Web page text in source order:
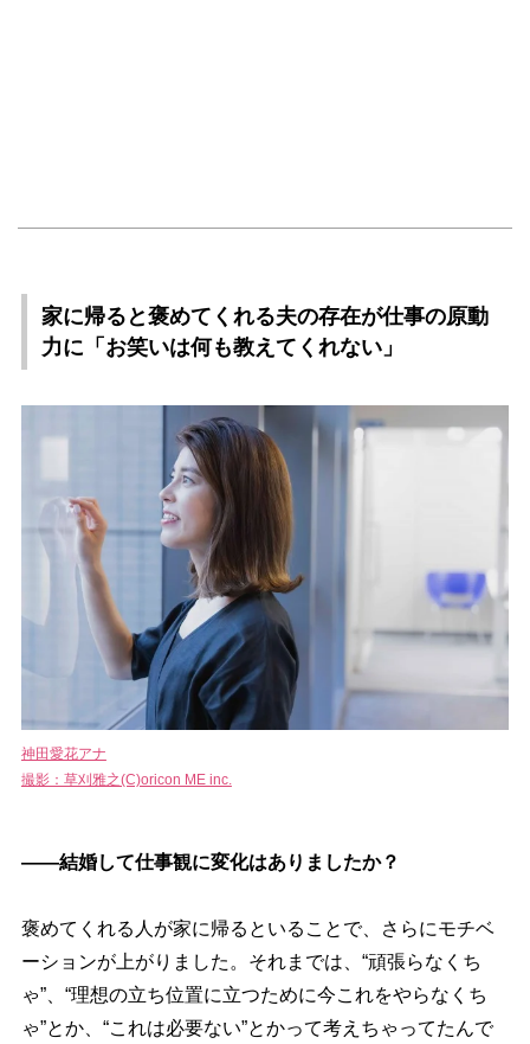
家に帰ると褒めてくれる夫の存在が仕事の原動
力に「お笑いは何も教えてくれない」
神田愛花アナ
撮影：草刈雅之(C)oricon ME inc.
――結婚して仕事観に変化はありましたか？
褒めてくれる人が家に帰るといることで、さらにモチベ
ーションが上がりました。それまでは、“頑張らなくち
ゃ”、“理想の立ち位置に立つために今これをやらなくち
ゃ”とか、“これは必要ない”とかって考えちゃってたんで